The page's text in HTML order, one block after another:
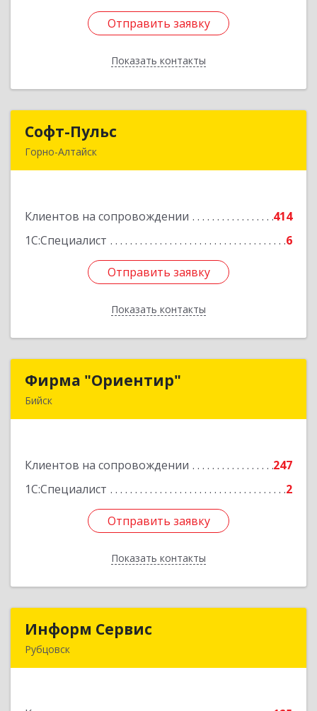
Отправить заявку
Показать контакты
Отправить заявку
Назад
Софт-Пульс
Горно-Алтайск
Клиентов на сопровождении
414
1С:Специалист
6
Отправить заявку
Показать контакты
Подробнее
Отправить заявку
Назад
Фирма "Ориентир"
Бийск
Клиентов на сопровождении
247
1С:Специалист
2
Отправить заявку
Показать контакты
Фирма "Ориентир"
Подробнее
Отправить заявку
Назад
Информ Сервис
Рубцовск